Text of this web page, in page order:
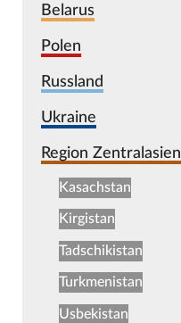
Belarus
Polen
Russland
Ukraine
Region Zentralasien
Kasachstan
Kirgistan
Tadschikistan
Turkmenistan
Usbekistan